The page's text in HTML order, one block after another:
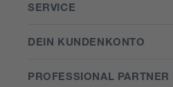
SERVICE
DEIN KUNDENKONTO
PROFESSIONAL PARTNER